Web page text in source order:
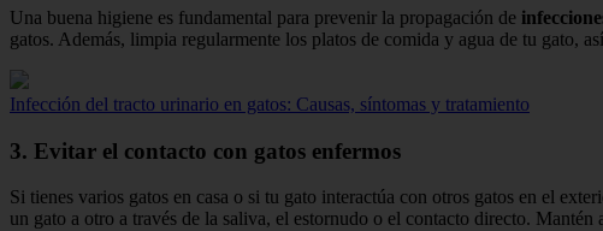
Una buena higiene es fundamental para prevenir la propagación de
gatos. Además, limpia regularmente los platos de comida y agua de tu gato,
Infección del tracto urinario en gatos: Causas, síntomas y tratamiento
3. Evitar el contacto con gatos enfermos
Si tienes varios gatos en casa o si tu gato interactúa con otros gatos en el
un gato a otro a través de la saliva, el estornudo o el contacto directo.